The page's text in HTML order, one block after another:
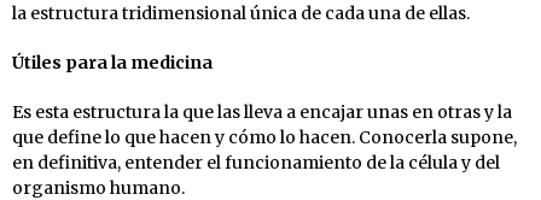
la estructura tridimensional única de cada una de ellas.
Útiles para la medicina
Es esta estructura la que las lleva a encajar unas en otras y la
que define lo que hacen y cómo lo hacen. Conocerla supone,
en definitiva, entender el funcionamiento de la célula y del
organismo humano.